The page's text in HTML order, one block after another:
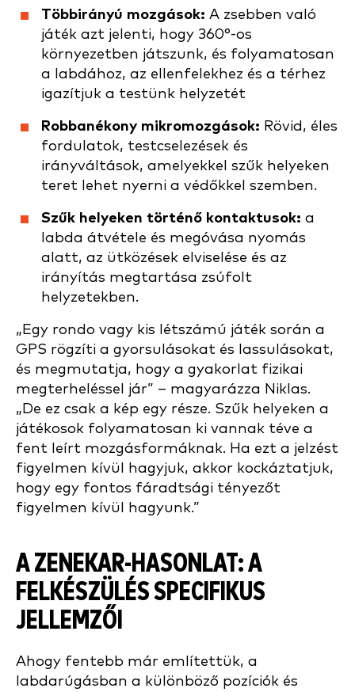
Többirányú mozgások: A zsebben való
játék azt jelenti, hogy 360°-os
környezetben játszunk, és folyamatosan
a labdához, az ellenfelekhez és a térhez
igazítjuk a testünk helyzetét
Robbanékony mikromozgások: Rövid, éles
fordulatok, testcselezések és
irányváltások, amelyekkel szűk helyeken
teret lehet nyerni a védőkkel szemben.
Szűk helyeken történő kontaktusok: a
labda átvétele és megóvása nyomás
alatt, az ütközések elviselése és az
irányítás megtartása zsúfolt
helyzetekben.
„Egy rondo vagy kis létszámú játék során a
GPS rögzíti a gyorsulásokat és lassulásokat,
és megmutatja, hogy a gyakorlat fizikai
megterheléssel jár” – magyarázza Niklas.
„De ez csak a kép egy része. Szűk helyeken a
játékosok folyamatosan ki vannak téve a
fent leírt mozgásformáknak. Ha ezt a jelzést
figyelmen kívül hagyjuk, akkor kockáztatjuk,
hogy egy fontos fáradtsági tényezőt
figyelmen kívül hagyunk.”
A ZENEKAR-HASONLAT: A
FELKÉSZÜLÉS SPECIFIKUS
JELLEMZŐI
Ahogy fentebb már említettük, a
labdarúgásban a különböző pozíciók és